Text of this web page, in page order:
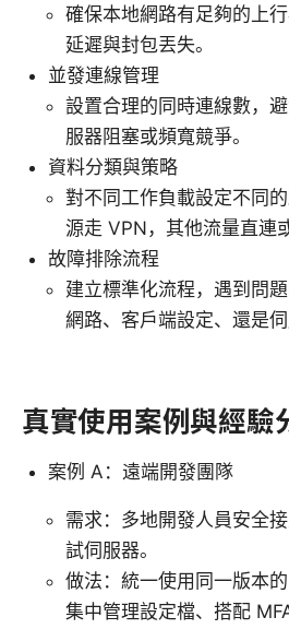
確保本地網路有足夠的上
延遲與封包丟失。
並發連線管理
設置合理的同時連線數，
服器阻塞或頻寬競爭。
資料分類與策略
對不同工作負載設定不同
源走 VPN，其他流量直連
故障排除流程
建立標準化流程，遇到問
網路、客戶端設定、還是伺
真實使用案例與經驗
案例 A：遠端開發團隊
需求：多地開發人員安全
試伺服器。
做法：統一使用同一版本
集中管理設定檔、搭配